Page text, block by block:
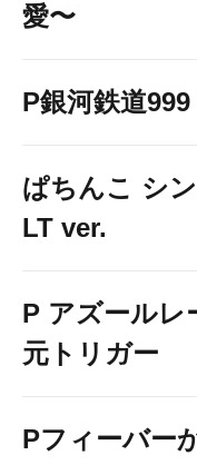
愛〜
P銀河鉄道
ぱちんこ シ
LT ver.
P アズールレ
元トリガー
Pフィーバー